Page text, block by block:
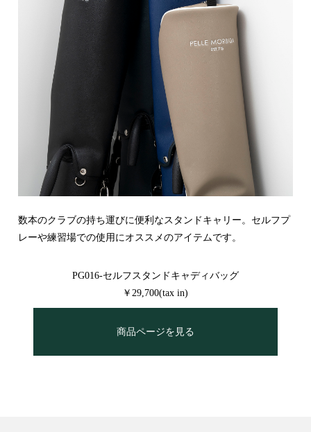
数本のクラブの持ち運びに便利なスタンドキャリー。セルフプ
レーや練習場での使用にオススメのアイテムです。
PG016-セルフスタンドキャディバッグ
￥29,700(tax in)
商品ページを見る